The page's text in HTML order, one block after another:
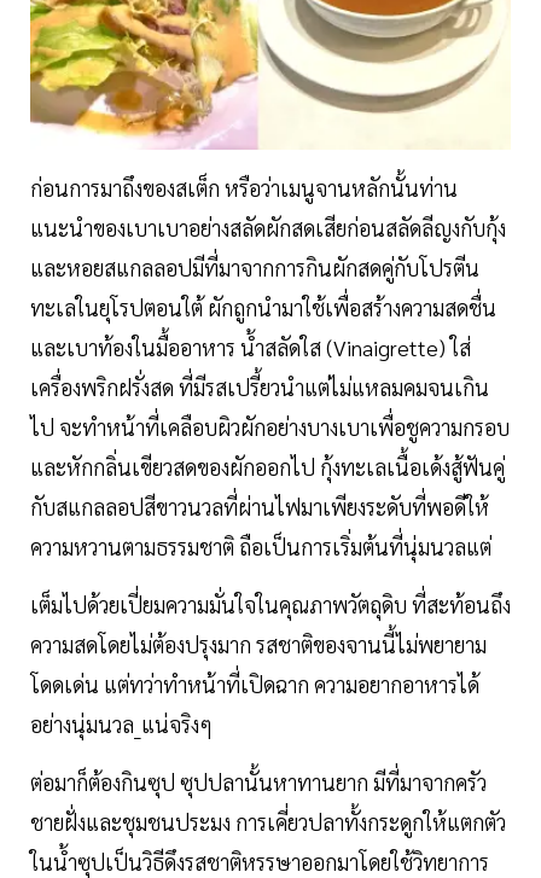
ก่อนการมาถึงของสเต็ก หรือว่าเมนูจานหลักนั้นท่าน
แนะนำของเบาเบาอย่างสลัดผักสดเสียก่อนสลัดลีญงกับกุ้ง
และหอยสแกลลอปมีที่มาจากการกินผักสดคู่กับโปรตีน
ทะเลในยุโรปตอนใต้ ผักถูกนำมาใช้เพื่อสร้างความสดชื่น
และเบาท้องในมื้ออาหาร น้ำสลัดใส (Vinaigrette) ใส่
เครื่องพริกฝรั่งสด ที่มีรสเปรี้ยวนำแต่ไม่แหลมคมจนเกิน
ไป จะทำหน้าที่เคลือบผิวผักอย่างบางเบาเพื่อชูความกรอบ
และหักกลิ่นเขียวสดของผักออกไป กุ้งทะเลเนื้อเด้งสู้ฟันคู่
กับสแกลลอปสีขาวนวลที่ผ่านไฟมาเพียงระดับที่พอดีให้
ความหวานตามธรรมชาติ ถือเป็นการเริ่มต้นที่นุ่มนวลแต่
เต็มไปด้วยเปี่ยมความมั่นใจในคุณภาพวัตถุดิบ ที่สะท้อนถึง
ความสดโดยไม่ต้องปรุงมาก รสชาติของจานนี้ไม่พยายาม
โดดเด่น แต่ทว่าทำหน้าที่เปิดฉาก ความอยากอาหารได้
อย่างนุ่มนวล_แน่จริงๆ
ต่อมาก็ต้องกินซุป ซุปปลานั้นหาทานยาก มีที่มาจากครัว
ชายฝั่งและชุมชนประมง การเคี่ยวปลาทั้งกระดูกให้แตกตัว
ในน้ำซุปเป็นวิธีดึงรสชาติหรรษาออกมาโดยใช้วิทยาการ